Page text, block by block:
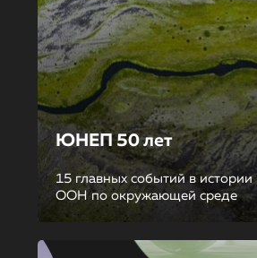
ЮНЕП 50 лет
15 главных событий в
ООН по окружающей среде